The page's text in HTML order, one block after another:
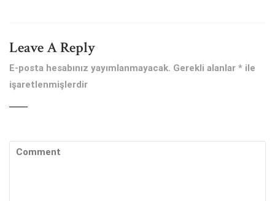
Leave A Reply
E-posta hesabınız yayımlanmayacak. Gerekli alanlar * ile
işaretlenmişlerdir